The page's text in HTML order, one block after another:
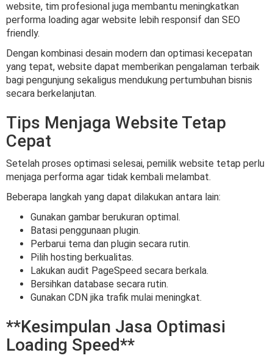
website, tim profesional juga membantu meningkatkan
performa loading agar website lebih responsif dan SEO
friendly.
Dengan kombinasi desain modern dan optimasi kecepatan
yang tepat, website dapat memberikan pengalaman terbaik
bagi pengunjung sekaligus mendukung pertumbuhan bisnis
secara berkelanjutan.
Tips Menjaga Website Tetap
Cepat
Setelah proses optimasi selesai, pemilik website tetap perlu
menjaga performa agar tidak kembali melambat.
Beberapa langkah yang dapat dilakukan antara lain:
Gunakan gambar berukuran optimal.
Batasi penggunaan plugin.
Perbarui tema dan plugin secara rutin.
Pilih hosting berkualitas.
Lakukan audit PageSpeed secara berkala.
Bersihkan database secara rutin.
Gunakan CDN jika trafik mulai meningkat.
**Kesimpulan Jasa Optimasi
Loading Speed**